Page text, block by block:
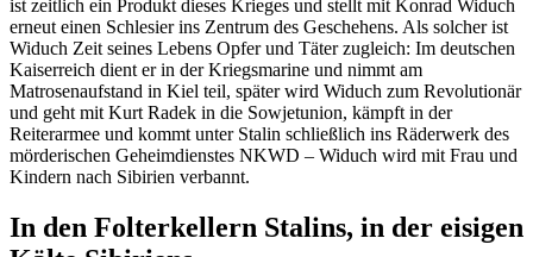
ist zeitlich ein Produkt dieses Krieges und stellt mit Konrad Widuch
erneut einen Schlesier ins Zentrum des Geschehens. Als solcher ist
Widuch Zeit seines Lebens Opfer und Täter zugleich: Im deutschen
Kaiserreich dient er in der Kriegsmarine und nimmt am
Matrosenaufstand in Kiel teil, später wird Widuch zum Revolutionär
und geht mit Kurt Radek in die Sowjetunion, kämpft in der
Reiterarmee und kommt unter Stalin schließlich ins Räderwerk des
mörderischen Geheimdienstes NKWD – Widuch wird mit Frau und
Kindern nach Sibirien verbannt.
In den Folterkellern Stalins, in der eisigen